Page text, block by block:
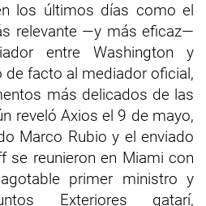
los últimos días como el
relevante —y más eficaz—
entre Washington y
de facto al mediador oficial,
más delicados de las
reveló Axios el 9 de mayo,
Marco Rubio y el enviado
se reunieron en Miami con
primer ministro y
Exteriores qatarí,